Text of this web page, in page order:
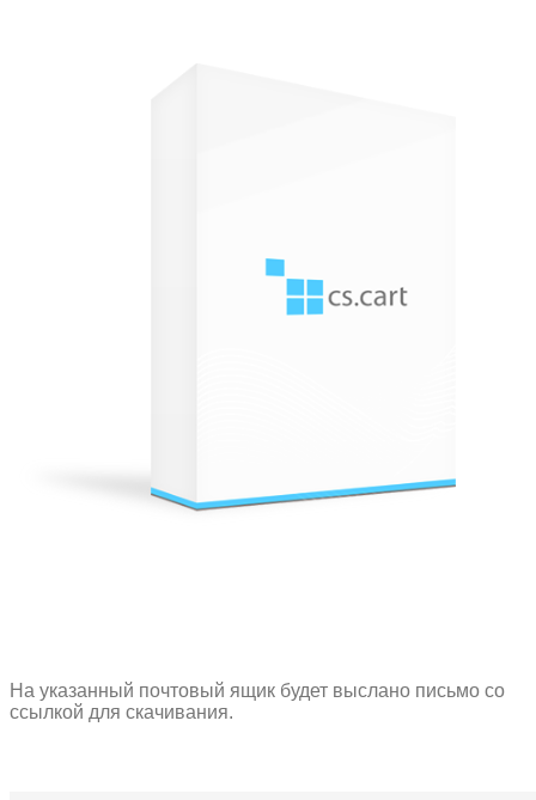
На указанный почтовый ящик будет выслано письмо со
ссылкой для скачивания.